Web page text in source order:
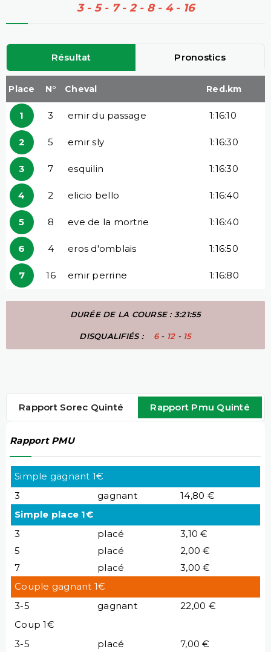
3 - 5 - 7 - 2 - 8 - 4 - 16
Résultat Pronostics
Place N° Cheval Red.km
1 3 emir du passage 1:16:10
2 5 emir sly 1:16:30
3 7 esquilin 1:16:30
4 2 elicio bello 1:16:40
5 8 eve de la mortrie 1:16:40
6 4 eros d'omblais 1:16:50
7 16 emir perrine 1:16:80
DURÉE DE LA COURSE : 3:21:55
DISQUALIFIÉS : 6- 12- 15
Rapport Sorec Quinté Rapport Pmu Quinté
Rapport PMU
Simple gagnant 1€
3
gagnant
14,80 €
Simple place 1€
3
placé
3,10 €
5
placé
2,00 €
7
placé
3,00 €
Couple gagnant 1€
3-5
gagnant
22,00 €
Coup 1€
3-5
placé 7,00 €